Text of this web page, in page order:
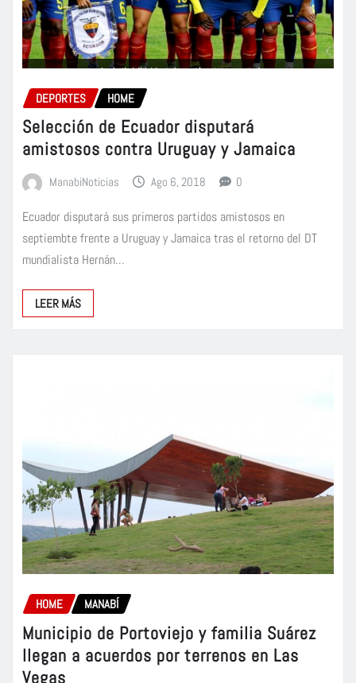
DEPORTES HOME
Selección de Ecuador disputará
amistosos contra Uruguay y Jamaica
ManabiNoticias Ago 6, 2018 0
Ecuador disputará sus primeros partidos amistosos en
septiembte frente a Uruguay y Jamaica tras el retorno del DT
mundialista Hernán…
LEER MÁS
HOME MANABÍ
Municipio de Portoviejo y familia Suárez
llegan a acuerdos por terrenos en Las
Vegas